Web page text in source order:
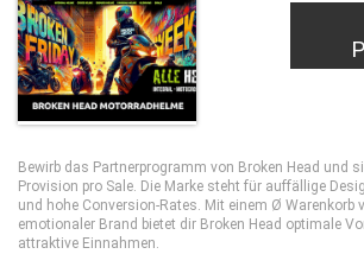
Bewirb das Partnerprogramm von Broken Head und
Provision pro Sale. Die Marke steht für auffällige
und hohe Conversion-Rates. Mit einem Ø Warenkorb
emotionaler Brand bietet dir Broken Head optimale
attraktive Einnahmen.